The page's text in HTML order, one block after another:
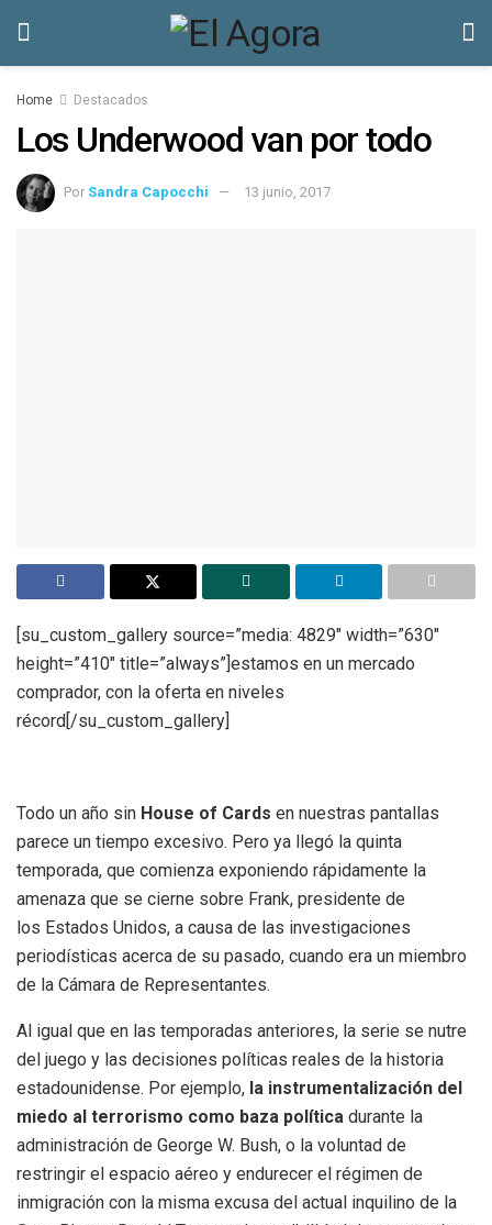
Home Destacados
Los Underwood van por todo
Por Sandra Capocchi 13 junio, 2017
[su_custom_gallery source=”media: 4829″ width=”630″
height=”410″ title=”always”]estamos en un mercado
comprador, con la oferta en niveles
récord[/su_custom_gallery]
Todo un año sin House of Cards en nuestras pantallas
parece un tiempo excesivo. Pero ya llegó la quinta
temporada, que comienza exponiendo rápidamente la
amenaza que se cierne sobre Frank, presidente de
los Estados Unidos, a causa de las investigaciones
periodísticas acerca de su pasado, cuando era un miembro
de la Cámara de Representantes.
Al igual que en las temporadas anteriores, la serie se nutre
del juego y las decisiones políticas reales de la historia
estadounidense. Por ejemplo, la instrumentalización del
miedo al terrorismo como baza política durante la
administración de George W. Bush, o la voluntad de
restringir el espacio aéreo y endurecer el régimen de
inmigración con la misma excusa del actual inquilino de la